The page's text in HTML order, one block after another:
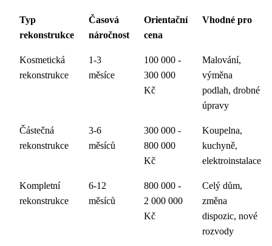
Typ
rekonstrukce
Časová
náročnost
Orientační
cena
Vhodné pro
Kosmetická
rekonstrukce
1-3
měsíce
100 000 -
300 000
Kč
Malování,
výměna
podlah, drobné
úpravy
Částečná
rekonstrukce
3-6
měsíců
300 000 -
800 000
Kč
Koupelna,
kuchyně,
elektroinstalace
Kompletní
rekonstrukce
6-12
měsíců
800 000 -
2 000 000
Kč
Celý dům,
změna
dispozic, nové
rozvody